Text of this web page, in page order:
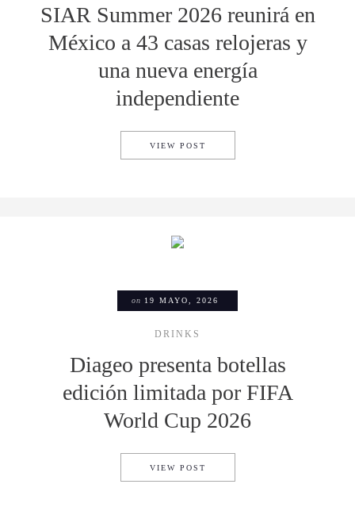
SIAR Summer 2026 reunirá en
México a 43 casas relojeras y
una nueva energía
independiente
VIEW POST
on 19 MAYO, 2026
DRINKS
Diageo presenta botellas
edición limitada por FIFA
World Cup 2026
VIEW POST